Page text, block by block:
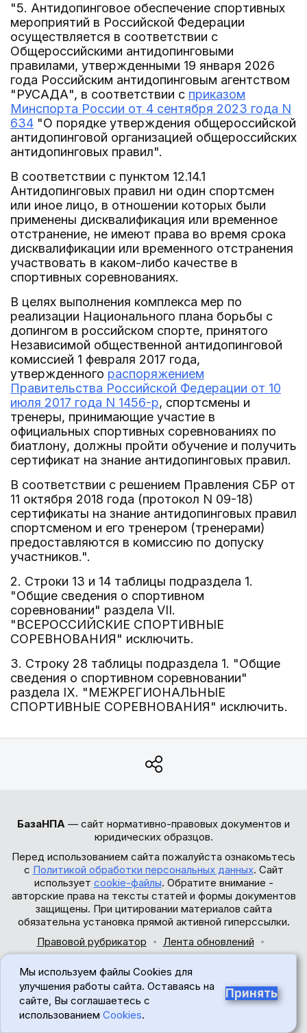
"5. Антидопинговое обеспечение спортивных
мероприятий в Российской Федерации
осуществляется в соответствии с
Общероссийскими антидопинговыми
правилами, утвержденными 19 января 2026
года Российским антидопинговым агентством
"РУСАДА", в соответствии с приказом
Минспорта России от 4 сентября 2023 года N
634 "О порядке утверждения общероссийской
антидопинговой организацией общероссийских
антидопинговых правил".
В соответствии с пунктом 12.14.1
Антидопинговых правил ни один спортсмен
или иное лицо, в отношении которых были
применены дисквалификация или временное
отстранение, не имеют права во время срока
дисквалификации или временного отстранения
участвовать в каком-либо качестве в
спортивных соревнованиях.
В целях выполнения комплекса мер по
реализации Национального плана борьбы с
допингом в российском спорте, принятого
Независимой общественной антидопинговой
комиссией 1 февраля 2017 года,
утвержденного распоряжением
Правительства Российской Федерации от 10
июля 2017 года N 1456-р, спортсмены и
тренеры, принимающие участие в
официальных спортивных соревнованиях по
биатлону, должны пройти обучение и получить
сертификат на знание антидопинговых правил.
В соответствии с решением Правления СБР от
11 октября 2018 года (протокол N 09-18)
сертификаты на знание антидопинговых правил
спортсменом и его тренером (тренерами)
предоставляются в комиссию по допуску
участников.".
2. Строки 13 и 14 таблицы подраздела 1.
"Общие сведения о спортивном
соревновании" раздела VII.
"ВСЕРОССИЙСКИЕ СПОРТИВНЫЕ
СОРЕВНОВАНИЯ" исключить.
3. Строку 28 таблицы подраздела 1. "Общие
сведения о спортивном соревновании"
раздела IX. "МЕЖРЕГИОНАЛЬНЫЕ
СПОРТИВНЫЕ СОРЕВНОВАНИЯ" исключить.
БазаНПА — сайт нормативно-правовых документов и
юридических образцов.
Перед использованием сайта пожалуйста ознакомьтесь
с Политикой обработки персональных данных. Сайт
использует cookie-файлы. Обратите внимание -
авторские права на тексты статей и формы документов
защищены. При цитировании материалов сайта
обязательна установка прямой активной гиперссылки.
Правовой рубрикатор
Лента обновлений
© 2017-2026
18+
Мы используем файлы Cookies для
улучшения работы сайта. Оставаясь на
сайте, Вы соглашаетесь с
использованием Cookies.
Принять